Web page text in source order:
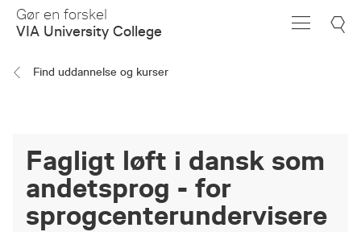
Skip
Main
Gør en forskel
VIA University College
Find uddannelse og kurser
Fagligt løft i dansk som
andetsprog - for
sprogcenterundervisere